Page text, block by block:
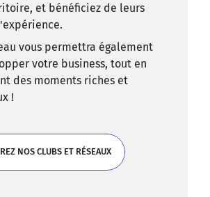
et bénéficiez de leurs
vous permettra également
votre business, tout en
des moments riches et
!
NOS CLUBS ET RÉSEAUX